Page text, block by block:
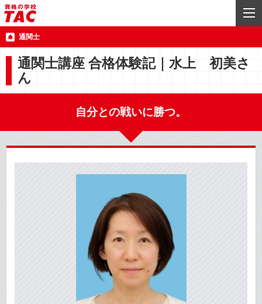
通関士
通関士講座 合格体験記｜水上 初美さ
ん
自分との戦いに勝つ。